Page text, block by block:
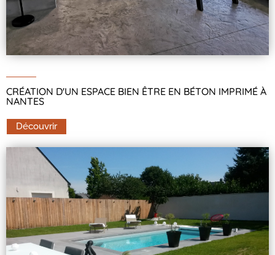
CRÉATION D'UN ESPACE BIEN ÊTRE EN BÉTON IMPRIMÉ À
NANTES
Découvrir